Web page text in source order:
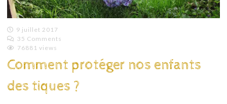
9 juillet 2017
Emilie
35 Comments
76881 views
Comment protéger nos enfants
des tiques ?